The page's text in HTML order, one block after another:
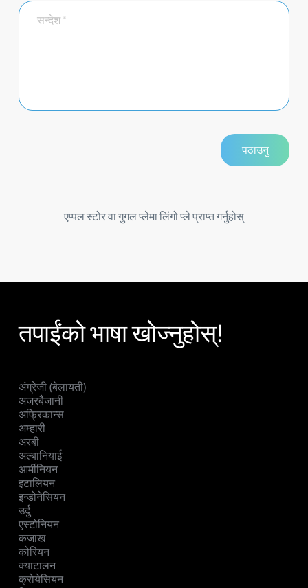
एप्पल स्टोर वा गुगल प्लेमा लिंगो प्ले प्राप्त गर्नुहोस्
तपाईंको भाषा खोज्नुहोस्!
अंग्रेजी (बेलायती)
अजरबैजानी
अफ्रिकान्स
अम्हारी
अरबी
अल्बानियाई
आर्मीनियन
इटालियन
इन्डोनेसियन
उर्दु
एस्टोनियन
कजाख
कोरियन
क्याटालन
क्रोयेसियन